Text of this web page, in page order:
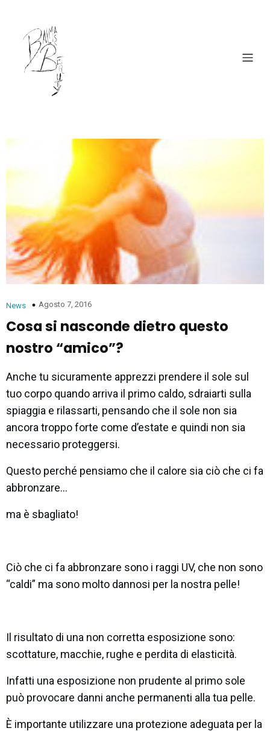
News Agosto 7, 2016
Cosa si nasconde dietro questo
nostro “amico”?
Anche tu sicuramente apprezzi prendere il sole sul
tuo corpo quando arriva il primo caldo, sdraiarti sulla
spiaggia e rilassarti, pensando che il sole non sia
ancora troppo forte come d’estate e quindi non sia
necessario proteggersi.
Questo perché pensiamo che il calore sia ciò che ci fa
abbronzare…
ma è sbagliato!
Ciò che ci fa abbronzare sono i raggi UV, che non sono
“caldi” ma sono molto dannosi per la nostra pelle!
Il risultato di una non corretta esposizione sono:
scottature, macchie, rughe e perdita di elasticità.
Infatti una esposizione non prudente al primo sole
può provocare danni anche permanenti alla tua pelle.
È importante utilizzare una protezione adeguata per la